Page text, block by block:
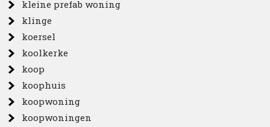
kleine prefab woning
klinge
koersel
koolkerke
koop
koophuis
koopwoning
koopwoningen